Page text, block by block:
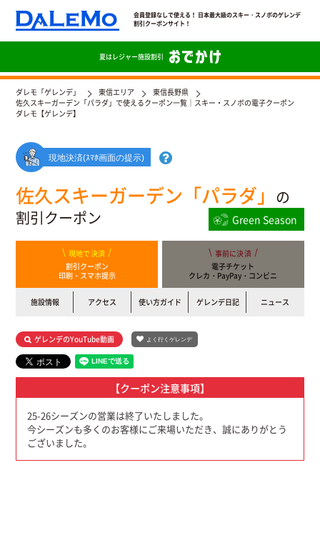
会員登録なしで使える！ 日本最大級のスキー・スノボのゲレンデ
割引クーポンサイト！
夏はレジャー施設割引
ダレモ「ゲレンデ」 東信エリア
東信長野県
佐久スキーガーデン「パラダ」で使えるクーポン一覧｜スキー・スノボの電子クーポン
ダレモ【ゲレンデ】
現地決済(ｽﾏﾎ画面の提示)
佐久スキーガーデン「パラダ」 の
割引クーポン
Green Season
現地で決済
割引クーポン
印刷・スマホ提示
事前に決済
電子チケット
クレカ・PayPay・コンビニ
施設情報 アクセス 使い方ガイド ゲレンデ日記 ニュース
ゲレンデのYouTube動画 よく行くゲレンデ
【クーポン注意事項】
25-26シーズンの営業は終了いたしました。
今シーズンも多くのお客様にご来場いただき、誠にありがとう
ございました。